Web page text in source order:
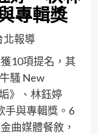
專輯獎
北報導
10項提名，其
騷 New
》、林鈺婷
手與專輯獎。6
曲媒體餐敘，